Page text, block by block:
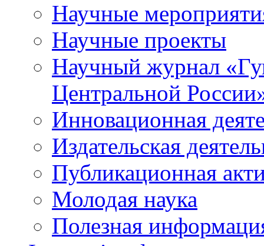
Научные
Научные проекты
Научный журнал «
Центральной
Инновационная
Издательская
Публикационная
Молодая наука
Полезная